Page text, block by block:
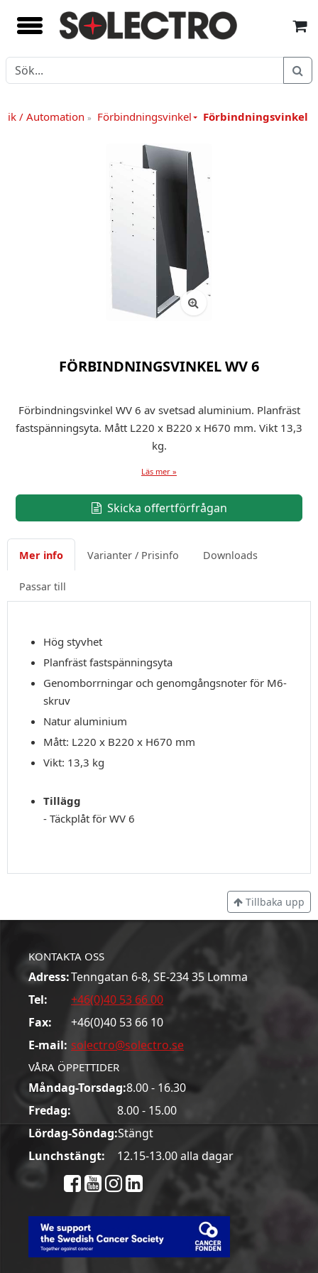
/ Automation » Förbindningsvinkel Förbindningsvinkel
FÖRBINDNINGSVINKEL WV 6
Förbindningsvinkel WV 6 av svetsad aluminium. Planfräst
fastspänningsyta. Mått L220 x B220 x H670 mm. Vikt 13,3
kg.
Läs mer »
Skicka offertförfrågan
Mer info Varianter / Prisinfo Downloads
Passar till
Hög styvhet
Planfräst fastspänningsyta
Genomborrningar och genomgångsnoter för M6-
skruv
Natur aluminium
Mått: L220 x B220 x H670 mm
Vikt: 13,3 kg
Tillägg
- Täckplåt för WV 6
Tillbaka upp
KONTAKTA OSS
Adress:Tenngatan 6-8, SE-234 35 Lomma
Tel:
+46(0)40 53 66 00
Fax:
+46(0)40 53 66 10
E-mail: solectro@solectro.se
VÅRA ÖPPETTIDER
Måndag-Torsdag:8.00 - 16.30
Fredag:
8.00 - 15.00
Lördag-Söndag:Stängt
Lunchstängt:
12.15-13.00 alla dagar